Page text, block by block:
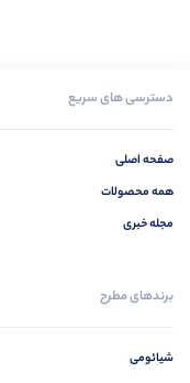
دسترسی های سریع
صفحه اصلی
همه محصولات
مجله خبری
برندهای مطرح
شیائومی